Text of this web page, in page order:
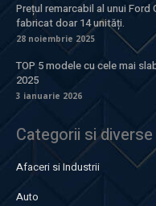
Prețul remarcabil al unui Ford
fabricat doar 14 unități.
28 noiembrie 2025
TOP 5 modele cu cele mai
2025
3 ianuarie 2026
Categorii si
Afaceri si Industrii
Auto